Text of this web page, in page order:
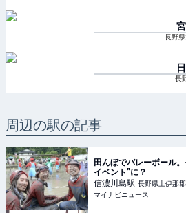
長野
長
周辺の駅の記事
田んぼでバレーボール
イベント”に？
信濃川島駅 長野県上伊那
マイナビニュース